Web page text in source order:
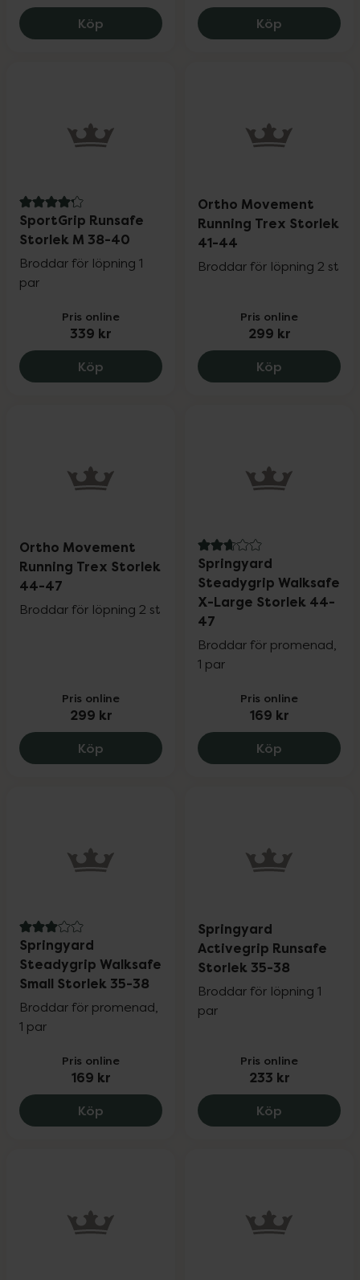
Köp SportGrip Runsafe Storlek L 41-43,
Köp Ortho
4.2 av 5 i omdöme
SportGrip Runsafe
Storlek M 38-40
Broddar för löpning 1
par
Pris online
339 kr
Köp SportGrip Runsafe Storlek M 38-40,
Ortho Movement
Running Trex Storlek
41-44
Broddar för löpning 2 st
Pris online
299 kr
Köp Ortho
Ortho Movement
Running Trex Storlek
44-47
Broddar för löpning 2 st
Pris online
299 kr
Köp Ortho Movement Running Trex
2.8 av 5 i omdöme
Springyard
Steadygrip Walksafe
X-Large Storlek 44-
47
Broddar för promenad,
1 par
Pris online
169 kr
Köp
3 av 5 i omdöme
Springyard
Steadygrip Walksafe
Small Storlek 35-38
Broddar för promenad,
1 par
Pris online
169 kr
Köp Springyard Steadygrip Walksafe
Springyard
Activegrip Runsafe
Storlek 35-38
Broddar för löpning 1
par
Pris online
233 kr
Köp